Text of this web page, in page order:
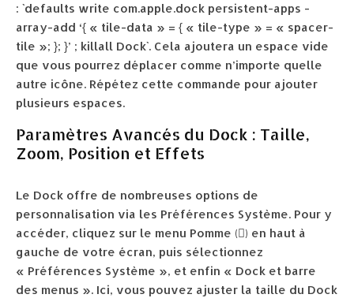
: `defaults write com.apple.dock persistent-apps -
array-add ‘{ « tile-data » = { « tile-type » = « spacer-
tile »; }; }’ ; killall Dock`. Cela ajoutera un espace vide
que vous pourrez déplacer comme n’importe quelle
autre icône. Répétez cette commande pour ajouter
plusieurs espaces.
Paramètres Avancés du Dock : Taille,
Zoom, Position et Effets
Le Dock offre de nombreuses options de
personnalisation via les Préférences Système. Pour y
accéder, cliquez sur le menu Pomme () en haut à
gauche de votre écran, puis sélectionnez
« Préférences Système », et enfin « Dock et barre
des menus ». Ici, vous pouvez ajuster la taille du Dock